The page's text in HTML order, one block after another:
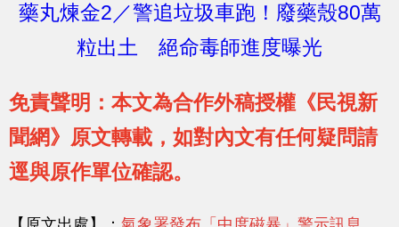
藥丸煉金2／警追垃圾車跑！廢藥殼80萬
粒出土 絕命毒師進度曝光
免責聲明：本文為合作外稿授權《民視新
聞網》原文轉載，如對內文有任何疑問請
逕與原作單位確認。